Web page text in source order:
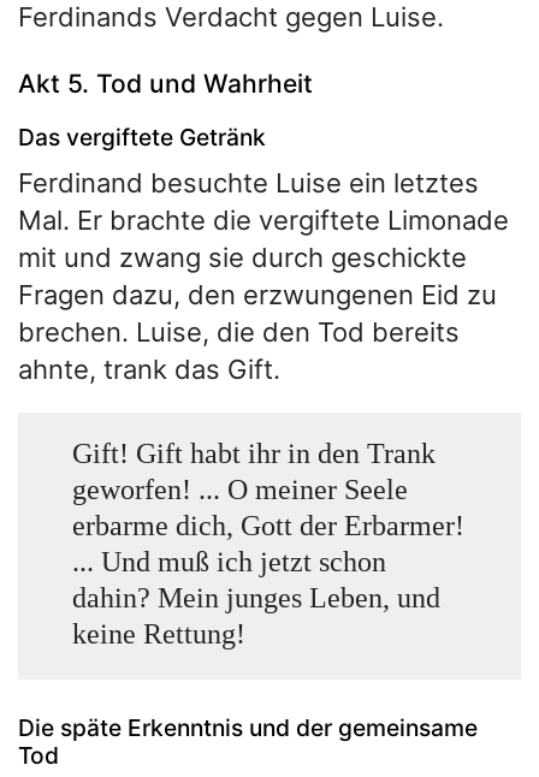
Ferdinands Verdacht gegen Luise.
Akt 5. Tod und Wahrheit
Das vergiftete Getränk
Ferdinand besuchte Luise ein letztes
Mal. Er brachte die vergiftete Limonade
mit und zwang sie durch geschickte
Fragen dazu, den erzwungenen Eid zu
brechen. Luise, die den Tod bereits
ahnte, trank das Gift.
Gift! Gift habt ihr in den Trank
geworfen! ... O meiner Seele
erbarme dich, Gott der Erbarmer!
... Und muß ich jetzt schon
dahin? Mein junges Leben, und
keine Rettung!
Die späte Erkenntnis und der gemeinsame
Tod